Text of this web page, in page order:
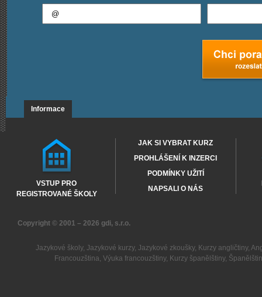
Informace
VSTUP PRO
REGISTROVANÉ ŠKOLY
JAK SI VYBRAT KURZ
PROHLÁŠENÍ K INZERCI
PODMÍNKY UŽITÍ
NAPSALI O NÁS
Copyright © 2001 – 2026 gdi, s.r.o.
Jazykové školy, Jazykové kurzy, Jazykové zkoušky, Kurzy angličtiny,
Francouzština,Výuka francouzštiny, Kurzy španělštiny,